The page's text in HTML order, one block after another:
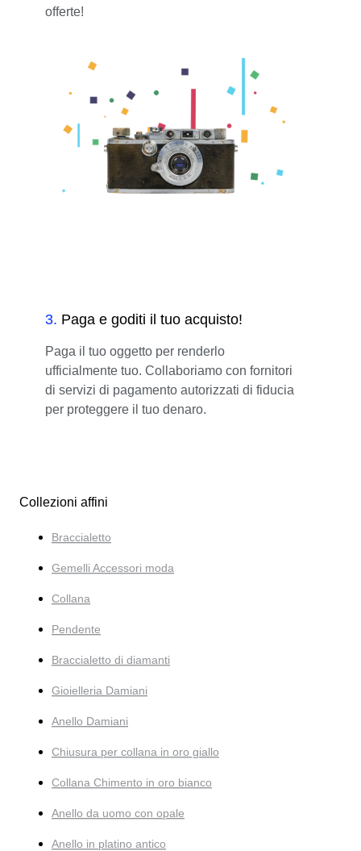
offerte!
3. Paga e goditi il tuo acquisto!
Paga il tuo oggetto per renderlo
ufficialmente tuo. Collaboriamo con fornitori
di servizi di pagamento autorizzati di fiducia
per proteggere il tuo denaro.
Collezioni affini
Braccialetto
Gemelli Accessori moda
Collana
Pendente
Braccialetto di diamanti
Gioielleria Damiani
Anello Damiani
Chiusura per collana in oro giallo
Collana Chimento in oro bianco
Anello da uomo con opale
Anello in platino antico